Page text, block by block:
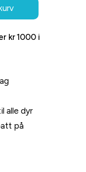
kr 1000 i
alle dyr
på